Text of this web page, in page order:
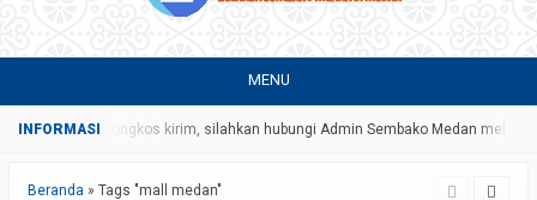
MENU
harga dan ongkos kirim, silahkan hubungi Admin Sembako Medan melalui
Beranda » Tags "mall medan"